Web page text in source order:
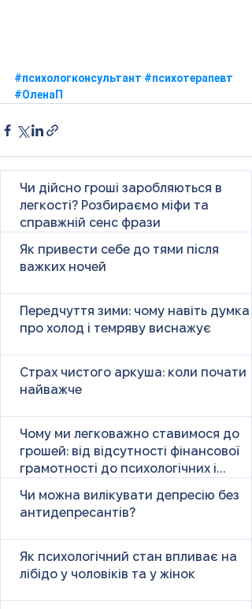
#психологконсультант #психотерапевт
#ОленаП
Чи дійсно гроші заробляються в
легкості? Розбираємо міфи та
справжній сенс фрази
Як привести себе до тями після
важких ночей
Передчуття зими: чому навіть думка
про холод і темряву виснажує
Страх чистого аркуша: коли почати
найважче
Чому ми легковажно ставимося до
грошей: від відсутності фінансової
грамотності до психологічних і
Чи можна вилікувати депресію без
антидепресантів?
Як психологічний стан впливає на
лібідо у чоловіків та у жінок